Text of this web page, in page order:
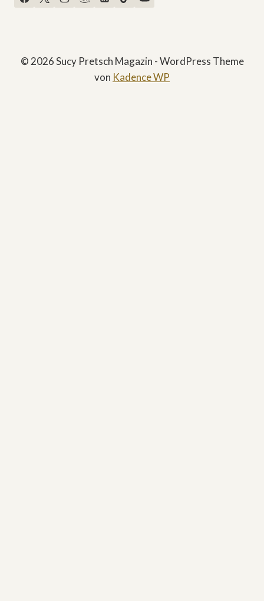
© 2026 Sucy Pretsch Magazin - WordPress Theme
von Kadence WP